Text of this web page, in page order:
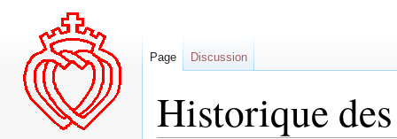
Historique
Page Discussion